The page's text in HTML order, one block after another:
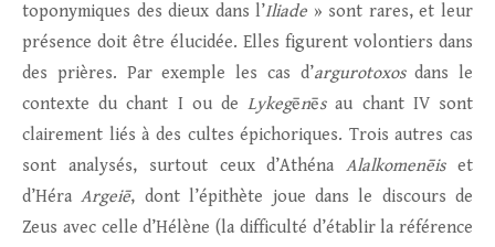
toponymiques des dieux dans l’Iliade » sont rares, et leur
présence doit être élucidée. Elles figurent volontiers dans
des prières. Par exemple les cas d’argurotoxosdans le
contexte du chant I ou deLykegēnēsau chant IV sont
clairement liés à des cultes épichoriques. Trois autres cas
sont analysés, surtout ceux d’AthénaAlalkomenēiset
d’HéraArgeiē, dont l’épithète joue dans le discours de
Zeus avec celle d’Hélène (la difficulté d’établir la référence